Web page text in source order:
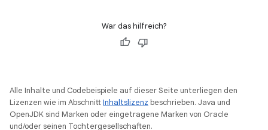
War das hilfreich?
Alle Inhalte und Codebeispiele auf dieser Seite unterliegen den
Lizenzen wie im AbschnittInhaltslizenz beschrieben. Java und
OpenJDK sind Marken oder eingetragene Marken von Oracle
und/oder seinen Tochtergesellschaften.